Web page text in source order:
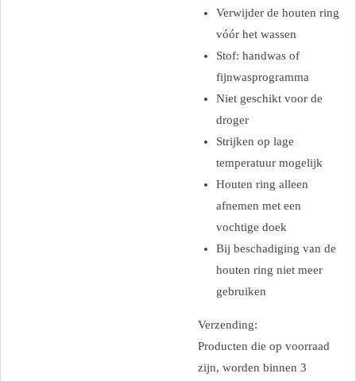
Verwijder de houten ring
vóór het wassen
Stof: handwas of
fijnwasprogramma
Niet geschikt voor de
droger
Strijken op lage
temperatuur mogelijk
Houten ring alleen
afnemen met een
vochtige doek
Bij beschadiging van de
houten ring niet meer
gebruiken
Verzending:
Producten die op voorraad
zijn, worden binnen 3